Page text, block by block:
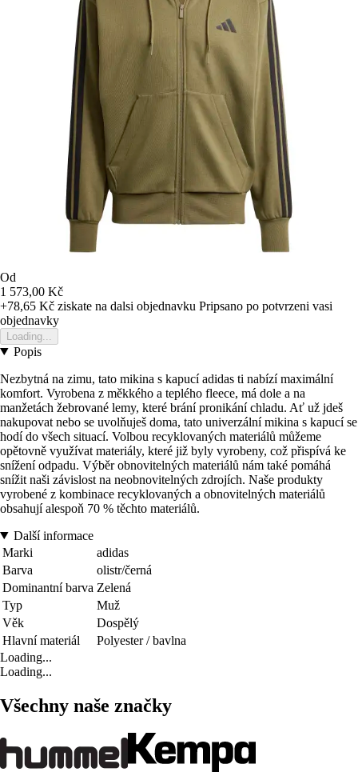
Od
1 573,00 Kč
+78,65 Kč ziskate na dalsi objednavku Pripsano po potvrzeni vasi
objednavky
Loading...
Popis
Nezbytná na zimu, tato mikina s kapucí adidas ti nabízí maximální
komfort. Vyrobena z měkkého a teplého fleece, má dole a na
manžetách žebrované lemy, které brání pronikání chladu. Ať už jdeš
nakupovat nebo se uvolňuješ doma, tato univerzální mikina s kapucí se
hodí do všech situací. Volbou recyklovaných materiálů můžeme
opětovně využívat materiály, které již byly vyrobeny, což přispívá ke
snížení odpadu. Výběr obnovitelných materiálů nám také pomáhá
snížit naši závislost na neobnovitelných zdrojích. Naše produkty
vyrobené z kombinace recyklovaných a obnovitelných materiálů
obsahují alespoň 70 % těchto materiálů.
Další informace
Marki
adidas
Barva
olistr/černá
Dominantní barva Zelená
Typ
Muž
Věk
Dospělý
Hlavní materiál
Polyester / bavlna
Loading...
Loading...
Všechny naše značky